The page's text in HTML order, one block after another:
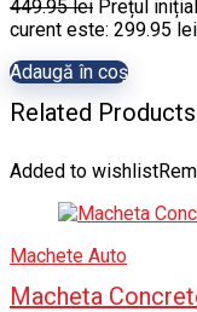
449.95lei Prețul
curent este: 299.95
Adaugă în coș
Related Products
Added to wishlist
Machete Auto
Macheta